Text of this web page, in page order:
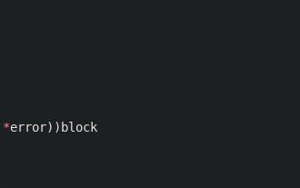
*error)) block